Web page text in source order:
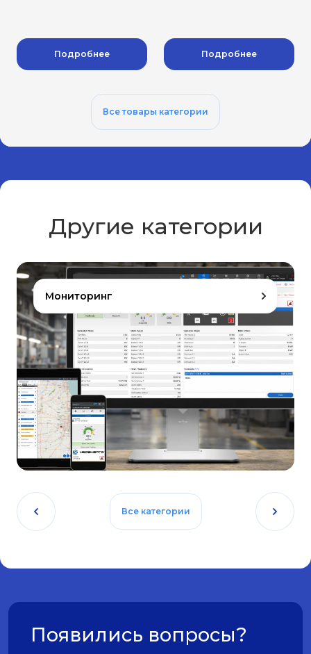
Подробнее Подробнее
Все товары категории
Другие категории
Мониторинг
Все категории
Появились вопросы?